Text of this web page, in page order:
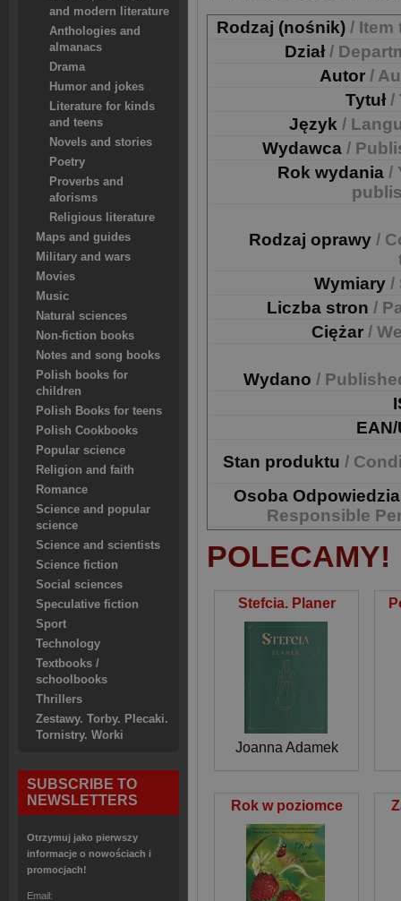
and modern literature
Anthologies and
almanacs
Drama
Humor and jokes
Literature for kinds
and teens
Novels and stories
Poetry
Proverbs and
aforisms
Religious literature
Maps and guides
Military and wars
Movies
Music
Natural sciences
Non-fiction books
Notes and song books
Polish books for
children
Polish Books for teens
Polish Cookbooks
Popular science
Religion and faith
Romance
Science and popular
science
Science and scientists
Science fiction
Social sciences
Speculative fiction
Sport
Technology
Textbooks /
schoolbooks
Thrillers
Zestawy. Torby. Plecaki.
Tornistry. Worki
SUBSCRIBE TO
NEWSLETTERS
Otrzymuj jako pierwszy
informacje o nowościach i
promocjach!
Email:
Rodzaj (nośnik) / Item
Dział /
Autor /
Tytuł /
Język /
Wydawca /
Rok wydania /
Rodzaj oprawy /
Wymiary /
Liczba stron /
Ciężar /
Wydano /
Stan produktu /
Osoba
Responsible
POLECAMY!
Stefcia. Planer
Joanna Adamek
Rok w poziomce